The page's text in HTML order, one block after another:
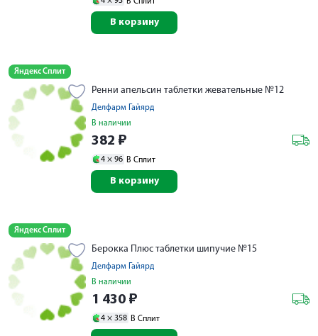
В корзину
Яндекс Сплит
Ренни апельсин таблетки жевательные №12
Делфарм Гайярд
В наличии
382 ₽
4 × 96 В Сплит
В корзину
Яндекс Сплит
Берокка Плюс таблетки шипучие №15
Делфарм Гайярд
В наличии
1 430 ₽
4 × 358 В Сплит